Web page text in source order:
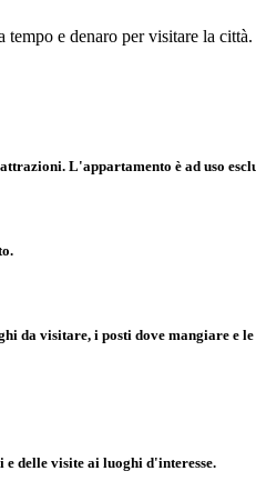
e denaro per visitare la
L'appartamento è ad uso
da visitare, i posti dove mangiare e
delle visite ai luoghi d'interesse.